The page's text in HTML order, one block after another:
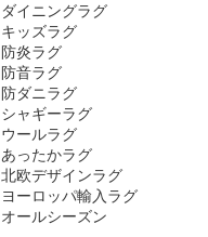
ダイニングラグ
キッズラグ
防炎ラグ
防音ラグ
防ダニラグ
シャギーラグ
ウールラグ
あったかラグ
北欧デザインラグ
ヨーロッパ輸入ラグ
オールシーズン